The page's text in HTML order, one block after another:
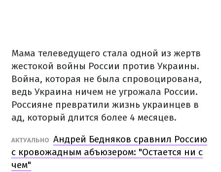
Мама телеведущего стала одной из жертв
жестокой войны России против Украины.
Война, которая не была спровоцирована,
ведь Украина ничем не угрожала России.
Россияне превратили жизнь украинцев в
ад, который длится более 4 месяцев.
АКТУАЛЬНО Андрей Бедняков сравнил Россию
с кровожадным абъюзером: "Остается ни с
чем"